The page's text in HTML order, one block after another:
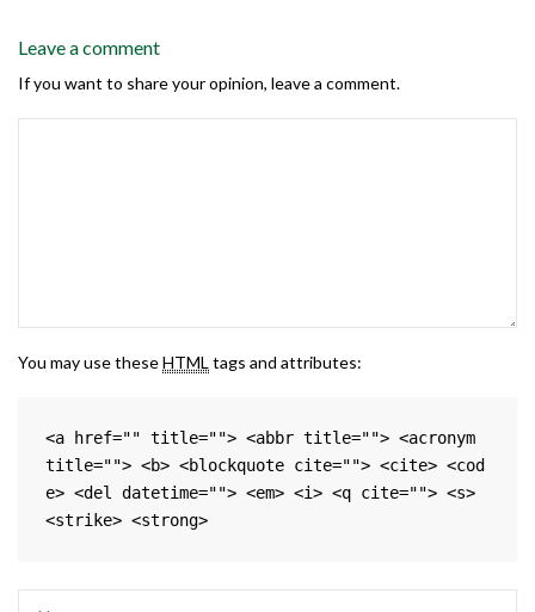
Leave a comment
If you want to share your opinion, leave a comment.
You may use theseHTML tags and attributes:
<a href="" title=""> <abbr title=""> <acronym
title=""> <b> <blockquote cite=""> <cite> <cod
e> <del datetime=""> <em> <i> <q cite=""> <s>
<strike> <strong>